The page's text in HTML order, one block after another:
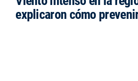
explicaron cómo